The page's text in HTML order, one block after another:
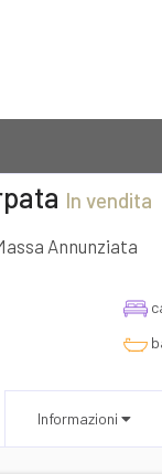
informazioni
In vendita
Annunziata
Informazioni